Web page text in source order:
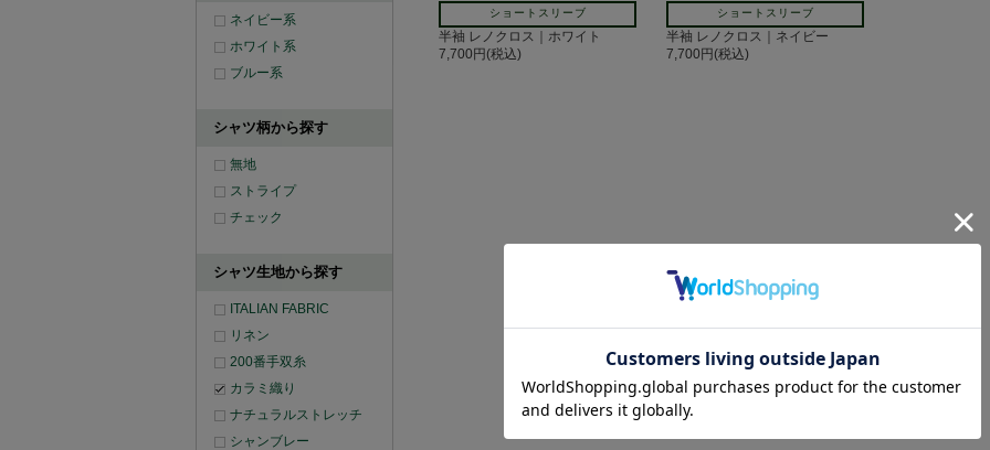
ネイビー系
ホワイト系
ブルー系
シャツ柄から探す
無地
ストライプ
チェック
シャツ生地から探す
ITALIAN FABRIC
リネン
200番手双糸
カラミ織り
ナチュラルストレッチ
シャンブレー
ショートスリーブ
半袖 レノクロス｜ホワイト
7,700円(税込)
ショートスリーブ
半袖 レノクロス｜ネイビー
7,700円(税込)